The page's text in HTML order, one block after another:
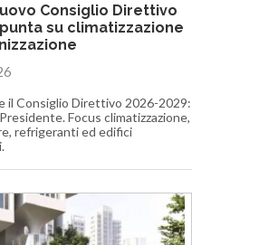
Consiglio Direttivo
su climatizzazione
il Consiglio Direttivo 2026-2029:
Focus climatizzazione,
refrigeranti ed edifici